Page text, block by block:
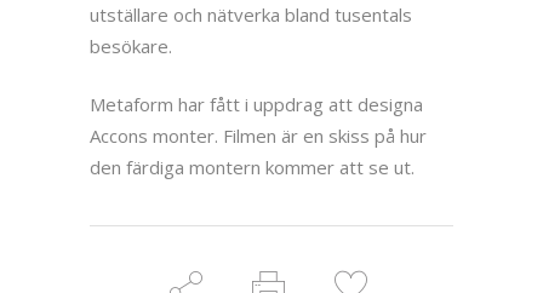
utställare och nätverka bland tusentals
besökare.
Metaform har fått i uppdrag att designa
Accons monter. Filmen är en skiss på hur
den färdiga montern kommer att se ut.